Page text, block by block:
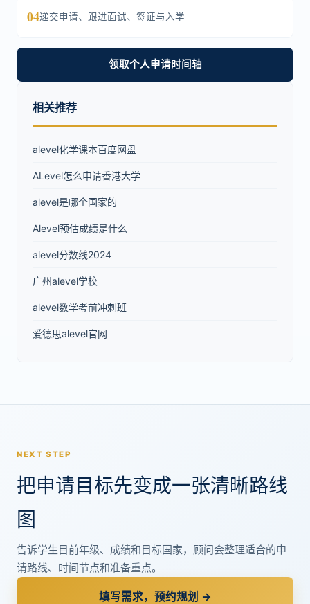
04递交申请、跟进面试、签证与入学
领取个人申请时间轴
相关推荐
alevel化学课本百度网盘
ALevel怎么申请香港大学
alevel是哪个国家的
Alevel预估成绩是什么
alevel分数线2024
广州alevel学校
alevel数学考前冲刺班
爱德思alevel官网
NEXT STEP
把申请目标先变成一张清晰路线
图
告诉学生目前年级、成绩和目标国家，顾问会整理适合的申
请路线、时间节点和准备重点。
填写需求，预约规划 →